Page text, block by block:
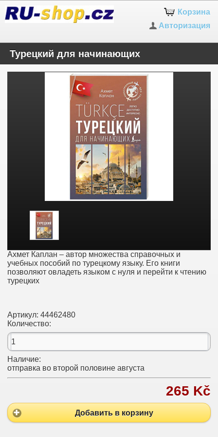
Корзина
Авторизация
Турецкий для начинающих
Ахмет Каплан – автор множества справочных и
учебных пособий по турецкому языку. Его книги
позволяют овладеть языком с нуля и перейти к чтению
турецких
Артикул: 44462480
Количество:
Наличие:
отправка во второй половине августа
265 Kč
Добавить в корзину